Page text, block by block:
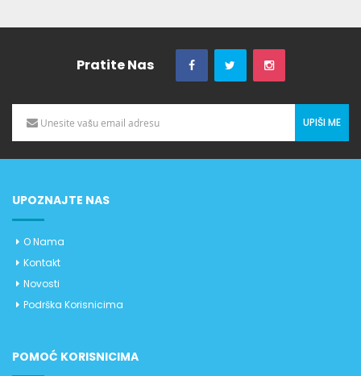
Pratite Nas
UPIŠI ME
UPOZNAJTE NAS
O Nama
Kontakt
Novosti
Podrška Korisnicima
POMOĆ KORISNICIMA